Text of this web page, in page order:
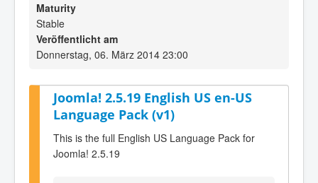
Maturity
Stable
Veröffentlicht am
Donnerstag, 06. März 2014 23:00
Joomla! 2.5.19 English US en-US
Language Pack (v1)
This is the full English US Language Pack for
Joomla! 2.5.19